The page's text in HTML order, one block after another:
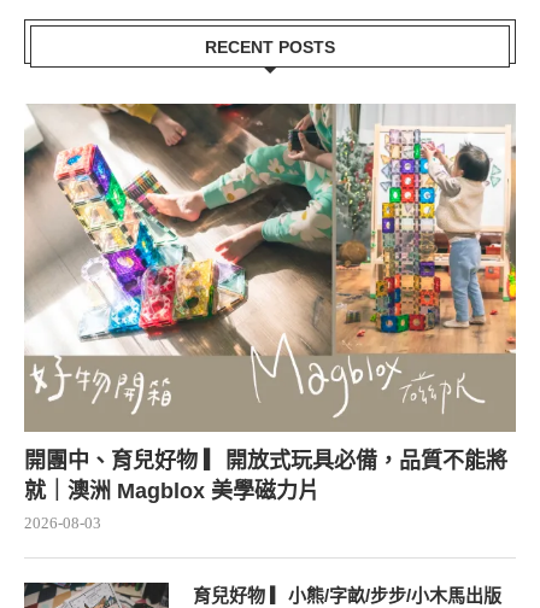
RECENT POSTS
開團中、育兒好物 ▎開放式玩具必備，品質不能將
就｜澳洲 Magblox 美學磁力片
2026-08-03
育兒好物 ▎小熊/字畝/步步/小木馬出版